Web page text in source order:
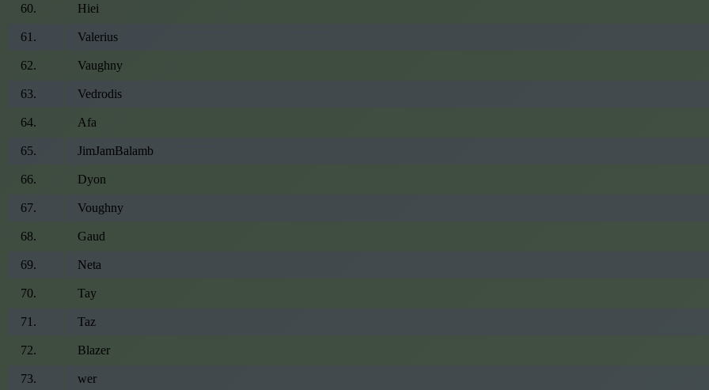
60. Hiei
61 . Valerius
62. Vaughny
63. Vedrodis
64. Afa
65. JimJamBalamb
66. Dyon
67. Voughny
68. Gaud
69. Neta
70. Tay
71 . Taz
72. Blazer
73. wer